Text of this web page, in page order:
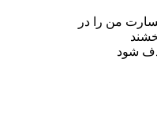
جسارت من را در